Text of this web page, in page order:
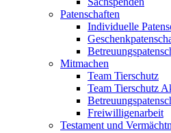
Patenschaften
Individuelle
Mitmachen
Team Tierschutz
Team Tierschutz
Freiwilligenarbeit
Testament und